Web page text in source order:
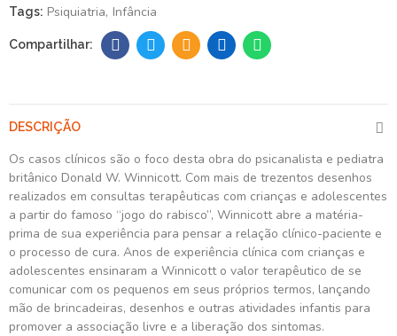
Tags: Psiquiatria Infância
DESCRIÇÃO
Os casos clínicos são o foco desta obra do psicanalista e pediatra
britânico Donald W. Winnicott. Com mais de trezentos desenhos
realizados em consultas terapêuticas com crianças e adolescentes
a partir do famoso “jogo do rabisco”, Winnicott abre a matéria-
prima de sua experiência para pensar a relação clínico-paciente e
o processo de cura. Anos de experiência clínica com crianças e
adolescentes ensinaram a Winnicott o valor terapêutico de se
comunicar com os pequenos em seus próprios termos, lançando
mão de brincadeiras, desenhos e outras atividades infantis para
promover a associação livre e a liberação dos sintomas.